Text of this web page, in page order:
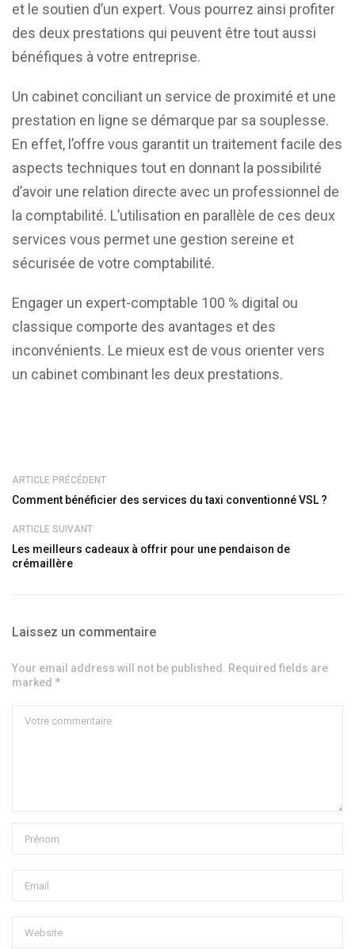
et le soutien d’un expert. Vous pourrez ainsi profiter
des deux prestations qui peuvent être tout aussi
bénéfiques à votre entreprise.
Un cabinet conciliant un service de proximité et une
prestation en ligne se démarque par sa souplesse.
En effet, l’offre vous garantit un traitement facile des
aspects techniques tout en donnant la possibilité
d’avoir une relation directe avec un professionnel de
la comptabilité. L’utilisation en parallèle de ces deux
services vous permet une gestion sereine et
sécurisée de votre comptabilité.
Engager un expert-comptable 100 % digital ou
classique comporte des avantages et des
inconvénients. Le mieux est de vous orienter vers
un cabinet combinant les deux prestations.
ARTICLE PRÉCÉDENT
Comment bénéficier des services du taxi conventionné VSL ?
ARTICLE SUIVANT
Les meilleurs cadeaux à offrir pour une pendaison de
crémaillère
Laissez un commentaire
Your email address will not be published. Required fields are
marked *